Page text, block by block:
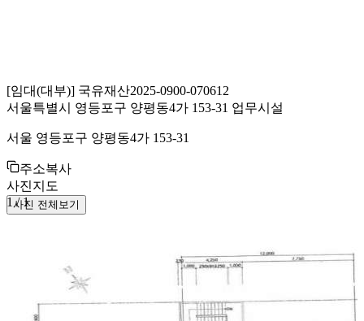
[임대(대부)] 국유재산2025-0900-070612
서울특별시 영등포구 양평동4가 153-31 업무시설
서울 영등포구 양평동4가 153-31
주소복사
사진지도
1 /1
사진 전체보기